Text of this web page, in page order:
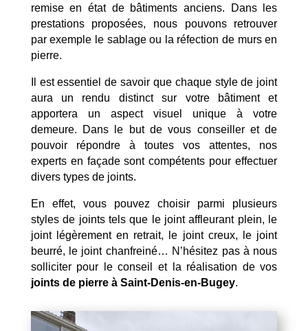
remise en état de bâtiments anciens. Dans les
prestations proposées, nous pouvons retrouver
par exemple le sablage ou la réfection de murs en
pierre.
Il est essentiel de savoir que chaque style de joint
aura un rendu distinct sur votre bâtiment et
apportera un aspect visuel unique à votre
demeure. Dans le but de vous conseiller et de
pouvoir répondre à toutes vos attentes, nos
experts en façade sont compétents pour effectuer
divers types de joints.
En effet, vous pouvez choisir parmi plusieurs
styles de joints tels que le joint affleurant plein, le
joint légèrement en retrait, le joint creux, le joint
beurré, le joint chanfreiné… N’hésitez pas à nous
solliciter pour le conseil et la réalisation de vos
joints de pierre à Saint-Denis-en-Bugey.